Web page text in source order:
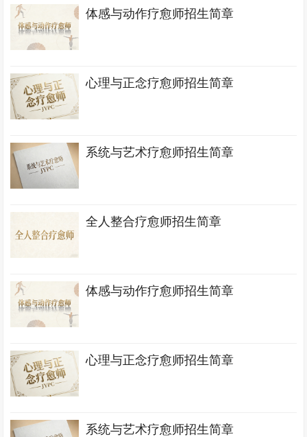
体感与动作疗愈师招生简章
心理与正念疗愈师招生简章
系统与艺术疗愈师招生简章
全人整合疗愈师招生简章
体感与动作疗愈师招生简章
心理与正念疗愈师招生简章
系统与艺术疗愈师招生简章